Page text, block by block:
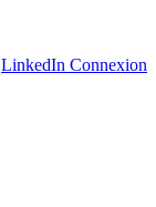
LinkedIn Connexion